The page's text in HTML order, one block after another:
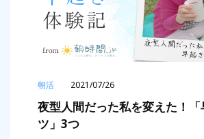
朝活 2021/07/26
夜型人間だった私を変えた！「
ツ」3つ